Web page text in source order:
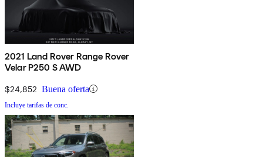
2021 Land Rover Range Rover
Velar P250 S AWD
$24,852 Buena oferta
Incluye tarifas de conc.